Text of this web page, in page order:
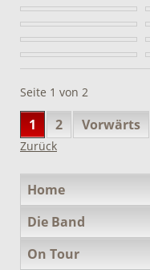
Seite 1 von 2
1 2 Vorwärts
Zurück
überspringen
Home
Die Band
On Tour